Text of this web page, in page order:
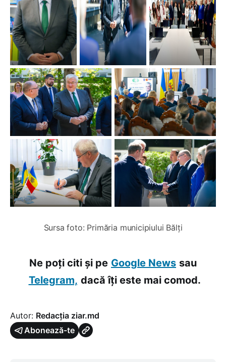
Sursa foto: Primăria municipiului Bălți
Ne poți citi și pe Google News sau
Telegram, dacă îți este mai comod.
Autor: Redacția ziar.md
Abonează-te